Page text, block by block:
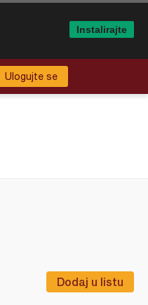
Ulogujte se
Dodaj u listu
Instalirajte